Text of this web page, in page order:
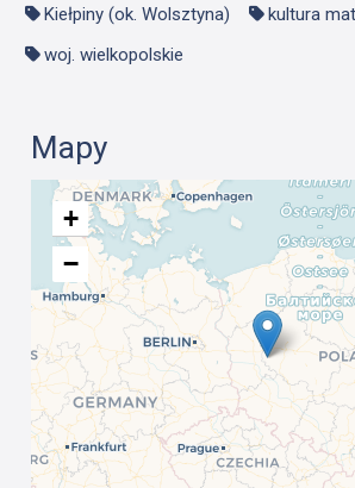
Kiełpiny (ok. Wolsztyna)
kultura
woj. wielkopolskie
Mapy
+
−